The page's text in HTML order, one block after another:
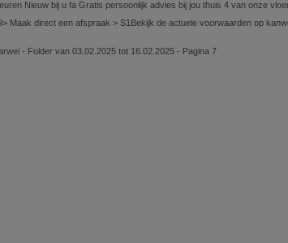
Nieuw bij u fa Gratis persoonlijk advies bij jou thuis 4 van onze
Maak direct een afspraak > S1Bekijk de actuele voorwaarden op
- Folder van 03.02.2025 tot 16.02.2025 - Pagina 7